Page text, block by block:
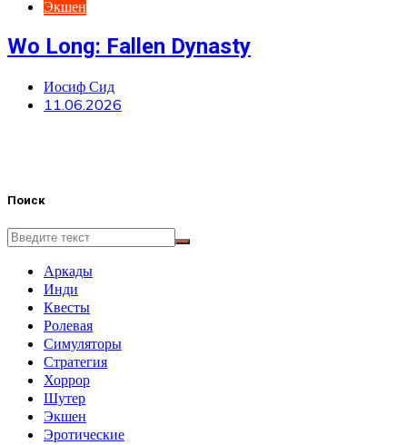
Экшен
Wo Long: Fallen Dynasty
Иосиф Сид
11.06.2026
Поиск
Аркады
Инди
Квесты
Ролевая
Симуляторы
Стратегия
Хоррор
Шутер
Экшен
Эротические